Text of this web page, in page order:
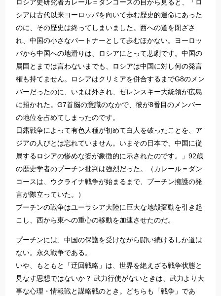
ロシア史研究者カレール＝ダンコースの目から見ると、「ロ
シアは古代以来ヨーロッパを向いて歩む歴史的運命にあった
のに、その歴史は終ってしまいました。西への道を閉ざさ
れ、中国の小さなパートナーとして歩むほかない。ヨーロッ
パから中国への地滑りは、ロシアにとって悲劇です。中国の
属国とまでは言わないまでも、ロシアは中国に対し何の発言
権も持てません。ロシアはクリミアを併合するまでG8のメン
バーだったのに、いまは外され、ゼレンスキー大統領が広島
に招かれた。G7首脳の意識のなかで、彼が8番目のメンバー
の地位を占めてしまったのです。
日露戦争によって有色人種が初めて白人を破ったことを、ア
ジアの人びとは忘れていません。いまその日本で、中国に従
属するロシアの惨めな姿が象徴的に示されたのです。」92歳
の歴史学者のプーチン批判は強烈だった。（カレール＝ダン
コースは、ウクライナ戦争が始まるまで、プーチン擁護の発
言が際立っていた。）
プーチンの戦争はユーラシア大陸に巨大な地殻変動を引き起
こし、西から東への重心の移動を加速させたのだ。
プーチンには、中国の保護を受けながら闘い続けるしか道は
ない。永久戦争である。
いや、もともと「迂回戦略」は、世界を絶えざる戦争状態と
見なす思想ではないか？ 武力行使がないときは、武力より大
事な心理・情報戦と謀略戦のとき。どちらも「戦争」であ